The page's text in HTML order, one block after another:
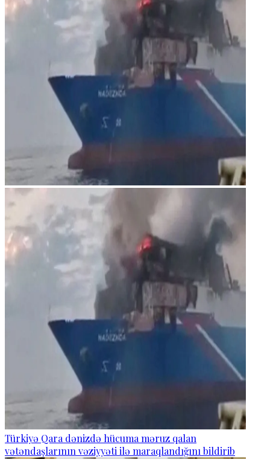
Türkiyə Qara dənizdə hücuma məruz qalan
vətəndaşlarının vəziyyəti ilə maraqlandığını bildirib